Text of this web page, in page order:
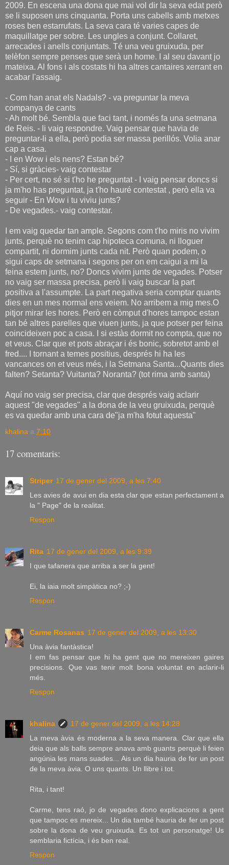
2009. En escena una dona que mai vol dir la seva edat però
se li suposen uns cinquanta. Porta uns cabells amb metxes
roses ben estarrufats. La seva cara té varies capes de
maquillatge per sobre. Les ungles a conjunt. Collaret,
arrecades i anells conjuntats. Té una veu gruixuda, per
telèfon sempre penses que serà un home. I al seu davant jo
mateixa. Al fons i als costats hi ha altres cantaires xerrant en
acabar l'assaig.
- Com han anat els Nadals? - va preguntar la meva
companya de cants
- Ah molt bé. Sembla que faci tant, i només fa una setmana
de Reis. - li vaig respondre. Vaig pensar que havia de
preguntar-li a ella, però podia ser massa perillós. Volia anar
cap a casa.
- I en Wow i els nens? Estan bé?
- Sí, si gràcies- vaig contestar
- Per cert, no sé si t'ho he preguntat - I vaig pensar doncs si
ja m'ho has preguntat, ja t'ho hauré contestat , però ella va
seguir - En Wow i tu viviu junts?
- De vegades.- vaig contestar.
I em vaig quedar tan ample. Segons com t'ho miris no vivim
junts, perquè no tenim cap hipoteca comuna, ni lloguer
compartit, ni dormim junts cada nit. Però quan podem, o
sigui caps de setmana i segons per on em caigui a mi la
feina estem junts, no? Doncs vivim junts de vegades. Potser
no vaig ser massa precisa, però li vaig buscar la part
positiva a l'assumpte. La part negativa seria comptar quants
dies en un mes normal ens veiem. No arribem a mig mes.O
pitjor mirar les hores. Però en còmput d'hores tampoc estan
tan bé altres parelles que viuen junts, ja que potser per feina
coincideixen poc a casa. I si estàs dormit no compta, que no
et veus. Clar que et pots abraçar i és bonic, sobretot amb el
fred.... I tornant a temes positius, després hi ha les
vancances on et veus més, i la Setmana Santa...Quants dies
falten? Setanta? Vuitanta? Noranta? (tot rima amb santa)
Aquí no vaig ser precisa, clar que després vaig aclarir
aquest "de vegades" a la dona de la veu gruixuda, perquè
es va quedar amb una cara de"ja m'ha fotut aquesta"
khalina a 7:10
17 comentaris:
Striper 17 de gener del 2009, a les 7:40
Les avies de avui en dia esta clar que estan perfectament a
la " Page" de la realitat.
Respon
Rita 17 de gener del 2009, a les 9:39
I que tafanera que arriba a ser la gent!
Ei, la iaia molt simpàtica no? ;-)
Respon
Carme Rosanas 17 de gener del 2009, a les 13:30
Una àvia fantàstica!
I em fas pensar que hi ha gent que no mereixen gaires
precisions. Que vas tenir molt bona voluntat en aclarir-li
més.
Respon
khalina
17 de gener del 2009, a les 14:28
La meva àvia és moderna a la seva manera. Clar que ella
deia que als balls sempre anava amb guants perquè li feien
angúnia les mans suades... Ais un dia hauria de fer un post
de la meva àvia. O uns quants. Un llibre i tot.
Rita, i tant!
Carme, tens raó, jo de vegades dono explicacions a gent
que tampoc es mereix... Un dia també hauria de fer un post
sobre la dona de veu gruixuda. Es tot un personatge! Us
semblaria fictícia, i és ben real.
Respon